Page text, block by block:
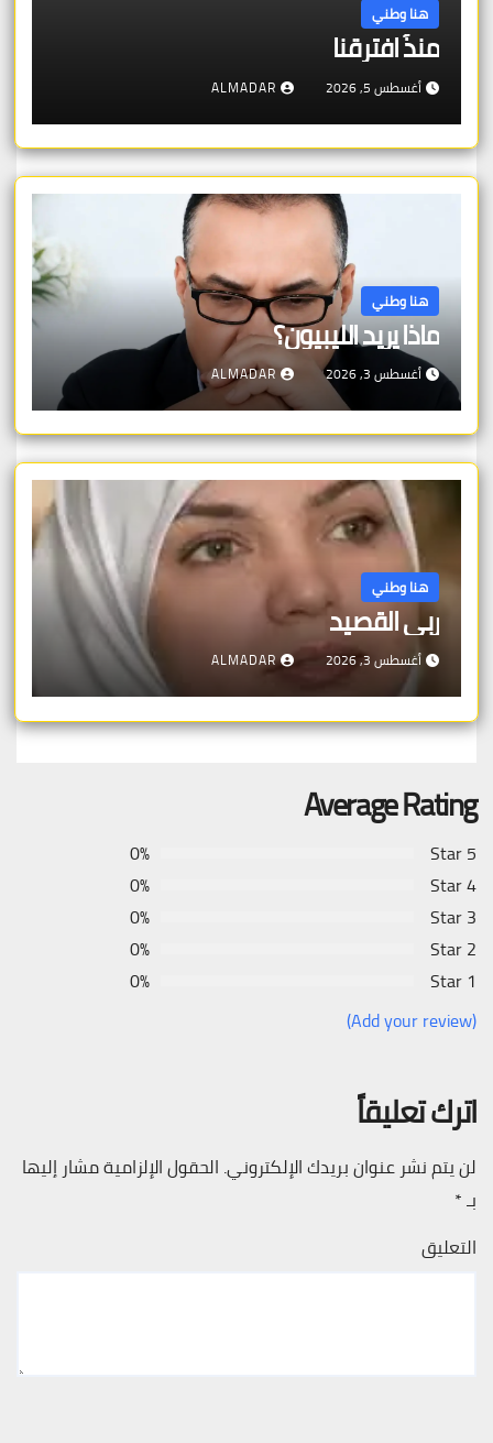
هنا وطني
منذُ افترقنا
أغسطس 5, 2026 ALMADAR
هنا وطني
ماذا يريد الليبيون؟
أغسطس 3, 2026 ALMADAR
هنا وطني
ربى القصيد
أغسطس 3, 2026 ALMADAR
Average Rating
5 Star
0%
4 Star
0%
3 Star
0%
2 Star
0%
1 Star
0%
(Add your review)
اترك تعليقاً
لن يتم نشر عنوان بريدك الإلكتروني. الحقول الإلزامية مشار إليها
بـ*
التعليق